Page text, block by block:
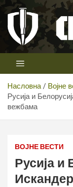
Скип
цонтент
Први војни канал
Насловна
Војне
Русија и
вежбама
ВОЈНЕ ВЕСТИ
Русија и